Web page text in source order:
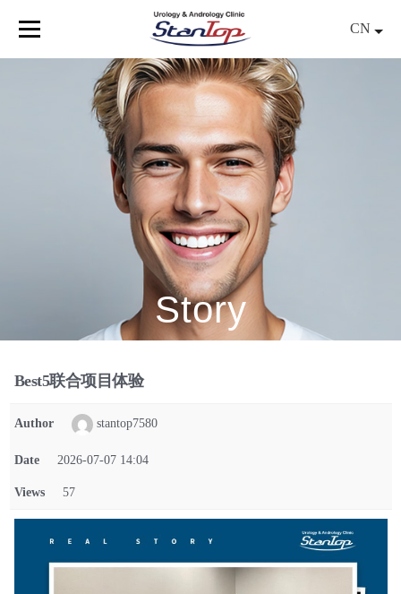
Menu CN
Story
Best5联合项目体验
Author stantop7580
Date 2026-07-07 14:04
Views 57